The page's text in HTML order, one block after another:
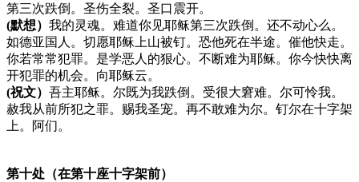
第三次跌倒。圣伤全裂。圣口震开。
(默想） 我的灵魂。难道你见耶稣第三次跌倒。还不动心么。
如德亚国人。切愿耶稣上山被钉。恐他死在半途。催他快走。
你若常常犯罪。是学恶人的狠心。不断难为耶稣。你今快快离
开犯罪的机会。向耶稣云。
(祝文） 吾主耶稣。尔既为我跌倒。受很大窘难。尔可怜我。
赦我从前所犯之罪。赐我圣宠。再不敢难为尔。钉尔在十字架
上。阿们。
第十处（在第十座十字架前）